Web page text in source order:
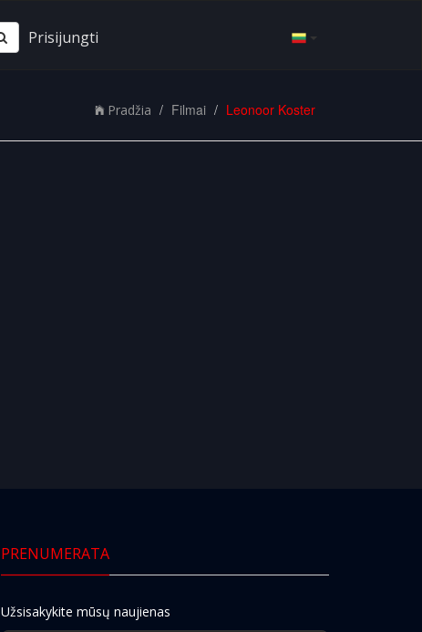
Prisijungti
Pradžia Filmai Leonoor Koster
PRENUMERATA
Užsisakykite mūsų naujienas